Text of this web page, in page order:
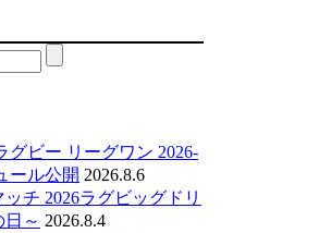
グビー リーグワン 2026-
ール公開 2026.8.6
チ 2026ラグビッグドリ
～ 2026.8.4